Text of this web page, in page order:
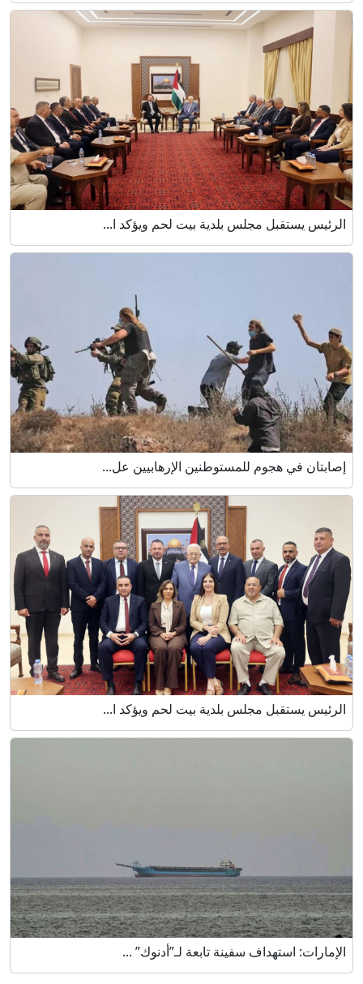
الرئيس يستقبل مجلس بلدية بيت لحم ويؤكد ا...
إصابتان في هجوم للمستوطنين الإرهابيين عل...
الرئيس يستقبل مجلس بلدية بيت لحم ويؤكد ا...
الإمارات: استهداف سفينة تابعة لـ”أدنوك” ...